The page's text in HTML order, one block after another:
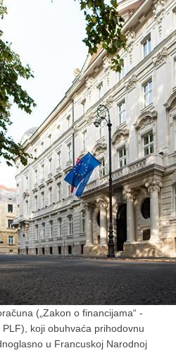
(„Zakon o financijama“ -
PLF), koji obuhvaća prihodovnu
u Francuskoj Narodnoj